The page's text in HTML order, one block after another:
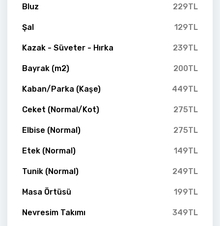
Bluz 229TL
Şal 129TL
Kazak - Süveter - Hırka 239TL
Bayrak (m2) 200TL
Kaban/Parka (Kaşe) 449TL
Ceket (Normal/Kot) 275TL
Elbise (Normal) 275TL
Etek (Normal) 149TL
Tunik (Normal) 249TL
Masa Örtüsü 199TL
Nevresim Takımı 349TL